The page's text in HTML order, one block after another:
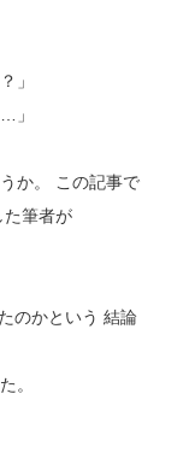
」
」
か。 この記事で
た筆者が
のかという 結論
。